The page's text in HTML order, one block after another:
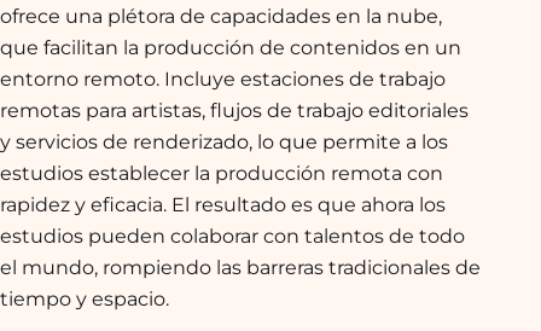
ofrece una plétora de capacidades en la nube,
que facilitan la producción de contenidos en un
entorno remoto. Incluye estaciones de trabajo
remotas para artistas, flujos de trabajo editoriales
y servicios de renderizado, lo que permite a los
estudios establecer la producción remota con
rapidez y eficacia. El resultado es que ahora los
estudios pueden colaborar con talentos de todo
el mundo, rompiendo las barreras tradicionales de
tiempo y espacio.